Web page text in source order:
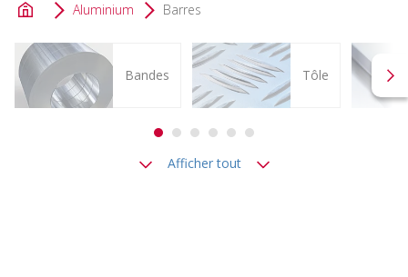
Aluminium Barres
Bandes Tôle
Afficher tout